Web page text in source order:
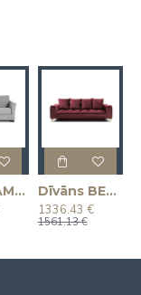
Dīvāns AMANDA (Izvelkams) (Divvietīgs)
Dīvāns BELAVIO 3 (trīsvietīgs, izvelkams)
1336.43 €
1561.13 €